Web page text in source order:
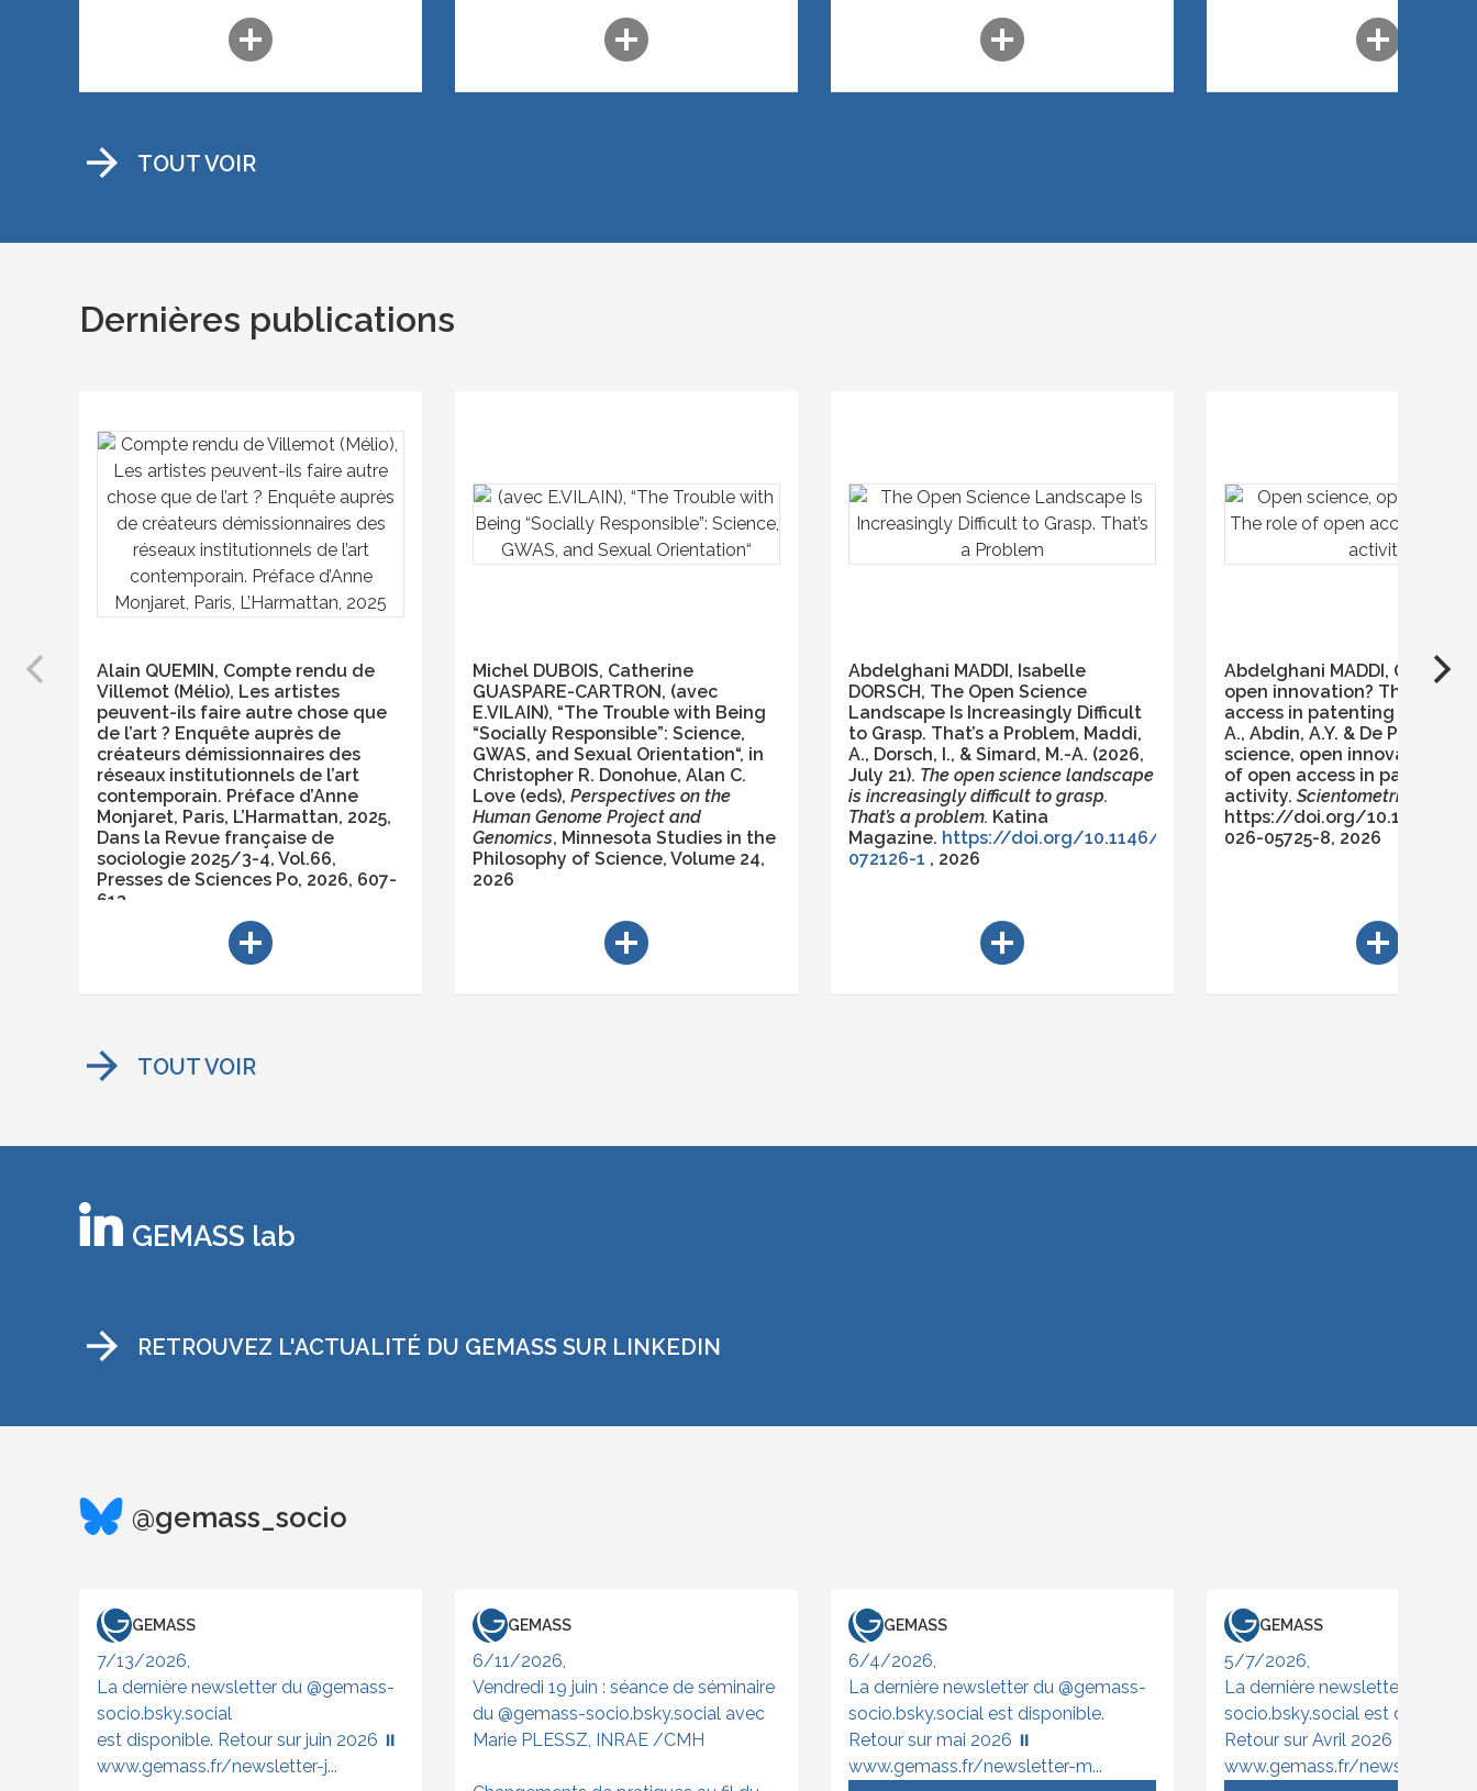
add_circle
illusions sont reliées par des relations
plus complexes que ces rencontres
l’art et de la psychanalyse. Voir le
add_circle add_circle
la liberté académique se
dangereusement…add_circle
arrow_forward TOUT VOIR
Dernières publications
Alain QUEMIN, Compte rendu de
Villemot (Mélio), Les artistes
peuvent-ils faire autre chose que
de l’art ? Enquête auprès de
créateurs démissionnaires des
réseaux institutionnels de l’art
contemporain. Préface d’Anne
Monjaret, Paris, L’Harmattan, 2025,
Dans la Revue française de
sociologie 2025/3-4, Vol.66,
Presses de Sciences Po, 2026, 607-
613
add_circle
Michel DUBOIS, Catherine
GUASPARE-CARTRON, (avec
E.VILAIN), “The Trouble with Being
“Socially Responsible”: Science,
GWAS, and Sexual Orientation“, in
Christopher R. Donohue, Alan C.
Love (eds), Perspectives on the
Human Genome Project and
Genomics, Minnesota Studies in the
Philosophy of Science, Volume 24,
2026
add_circle
Abdelghani MADDI, Isabelle
DORSCH, The Open Science
Landscape Is Increasingly Difficult
to Grasp. That’s a Problem, Maddi,
A., Dorsch, I., & Simard, M.-A. (2026,
July 21). The open science landscape
is increasingly difficult to grasp.
That’s a problem. Katina
Magazine. https://doi.org/10.1146/katina-
072126-1 , 2026
add_circle
Abdelghani MADDI, Open
open innovation? The role
access in patenting activity,
A., Abdin, A.Y. & De Pretis, F.
science, open innovation?
of open access in patenting
activity. Scientometrics
https://doi.org/10.1007/
026-05725-8, 2026
add_circle
arrow_forward TOUT VOIR
GEMASS lab
arrow_forward RETROUVEZ L'ACTUALITÉ DU GEMASS SUR LINKEDIN
@gemass_socio
GEMASS
7/13/2026,
La dernière newsletter du @gemass-
socio.bsky.social
est disponible. Retour sur juin 2026 ⏸️
www.gemass.fr/newsletter-j...
GEMASS
6/11/2026,
Vendredi 19 juin : séance de séminaire
du @gemass-socio.bsky.social avec
Marie PLESSZ, INRAE /CMH
GEMASS
6/4/2026,
La dernière newsletter du @gemass-
socio.bsky.social est disponible.
Retour sur mai 2026 ⏸️
www.gemass.fr/newsletter-m...
GEMASS
5/7/2026,
‪La dernière newsletter du
socio.bsky.social est
Retour sur Avril 2026
www.gemass.fr/newsletter-a...